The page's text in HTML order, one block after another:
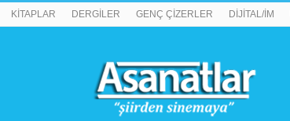
KİTAPLAR DERGİLER GENÇ ÇİZERLER DİJİTAL/İM